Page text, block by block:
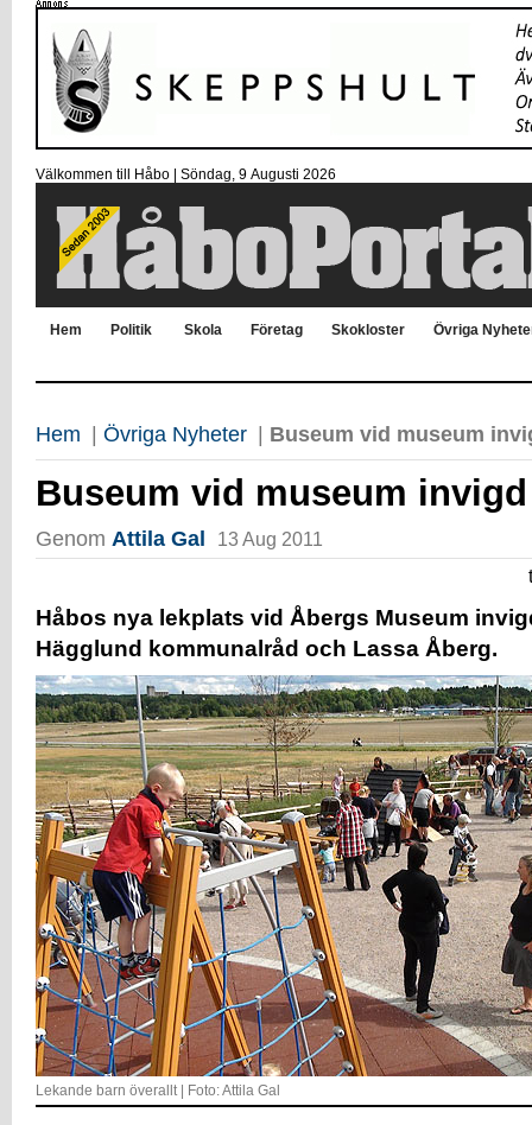
Välkommen till Håbo | Söndag, 9 Αugusti 2026
Hem Politik Skola Företag Skokloster Övriga
Hem Övriga Nyheter Buseum vid museum
Buseum vid museum invigd
Genom Attila Gal
13 Aug 2011
Håbos nya lekplats vid Åbergs Museum
Hägglund kommunalråd och Lassa Åberg.
Lekande barn överallt | Foto: Attila Gal